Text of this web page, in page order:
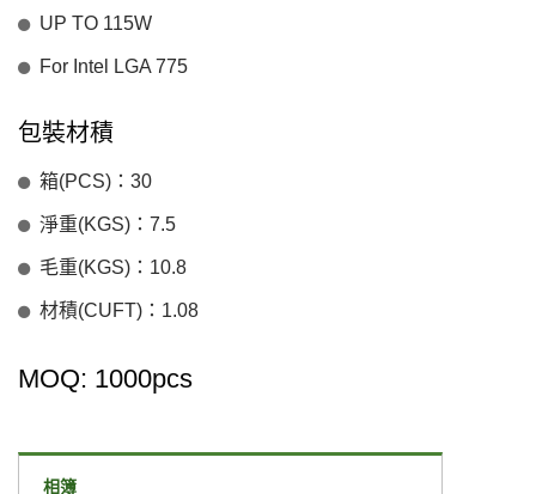
UP TO 115W
For Intel LGA 775
包裝材積
箱(PCS)：30
淨重(KGS)：7.5
毛重(KGS)：10.8
材積(CUFT)：1.08
MOQ: 1000pcs
相簿